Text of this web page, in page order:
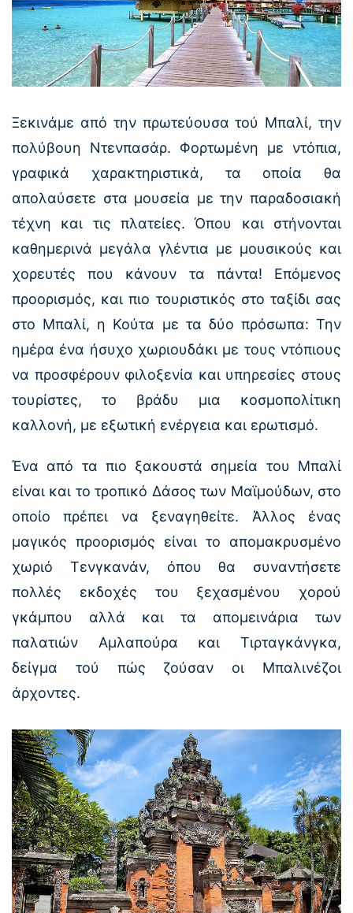
Ξεκινάμε από την πρωτεύουσα τού Μπαλί, την
πολύβουη Ντενπασάρ. Φορτωμένη με ντόπια,
γραφικά χαρακτηριστικά, τα οποία θα
απολαύσετε στα μουσεία με την παραδοσιακή
τέχνη και τις πλατείες. Όπου και στήνονται
καθημερινά μεγάλα γλέντια με μουσικούς και
χορευτές που κάνουν τα πάντα! Επόμενος
προορισμός, και πιο τουριστικός στο ταξίδι σας
στο Μπαλί, η Κούτα με τα δύο πρόσωπα: Την
ημέρα ένα ήσυχο χωριουδάκι με τους ντόπιους
να προσφέρουν φιλοξενία και υπηρεσίες στους
τουρίστες, το βράδυ μια κοσμοπολίτικη
καλλονή, με εξωτική ενέργεια και ερωτισμό.
Ένα από τα πιο ξακουστά σημεία του Μπαλί
είναι και το τροπικό Δάσος των Μαϊμούδων, στο
οποίο πρέπει να ξεναγηθείτε. Άλλος ένας
μαγικός προορισμός είναι το απομακρυσμένο
χωριό Τενγκανάν, όπου θα συναντήσετε
πολλές εκδοχές του ξεχασμένου χορού
γκάμπου αλλά και τα απομεινάρια των
παλατιών Αμλαπούρα και Τιρταγκάνγκα,
δείγμα τού πώς ζούσαν οι Μπαλινέζοι
άρχοντες.